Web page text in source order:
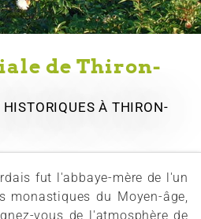
de Thiron-
À THIRON-
fut l'abbaye-mère de l'un
monastiques du Moyen-âge,
vous de l'atmosphère de